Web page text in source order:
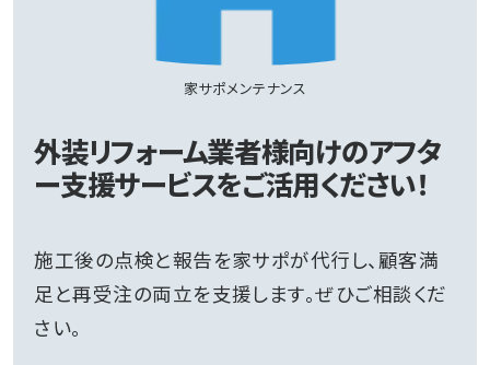
家サポメンテナンス
外装リフォーム業者様向けのアフタ
ー支援サービスをご活用ください！
施工後の点検と報告を家サポが代行し、顧客満
足と再受注の両立を支援します。ぜひご相談くだ
さい。